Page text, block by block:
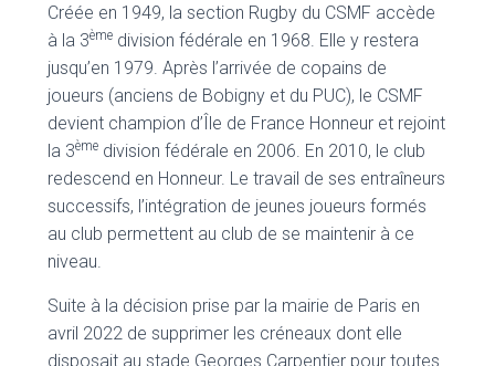
Créée en 1949, la section Rugby du CSMF accède
à la 3ème division fédérale en 1968. Elle y restera
jusqu’en 1979. Après l’arrivée de copains de
joueurs (anciens de Bobigny et du PUC), le CSMF
devient champion d’Île de France Honneur et rejoint
la 3ème division fédérale en 2006. En 2010, le club
redescend en Honneur. Le travail de ses entraîneurs
successifs, l’intégration de jeunes joueurs formés
au club permettent au club de se maintenir à ce
niveau.
Suite à la décision prise par la mairie de Paris en
avril 2022 de supprimer les créneaux dont elle
disposait au stade Georges Carpentier pour toutes